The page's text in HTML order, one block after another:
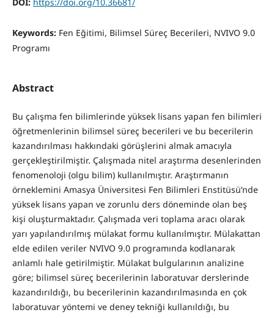
Keywords: Fen Eğitimi, Bilimsel Süreç Becerileri, NVIVO 9.0
Programı
Abstract
Bu çalışma fen bilimlerinde yüksek lisans yapan fen bilimleri
öğretmenlerinin bilimsel süreç becerileri ve bu becerilerin
kazandırılması hakkındaki görüşlerini almak amacıyla
gerçekleştirilmiştir. Çalışmada nitel araştırma desenlerinden
fenomenoloji (olgu bilim) kullanılmıştır. Araştırmanın
örneklemini Amasya Üniversitesi Fen Bilimleri Enstitüsü’nde
yüksek lisans yapan ve zorunlu ders döneminde olan beş
kişi oluşturmaktadır. Çalışmada veri toplama aracı olarak
yarı yapılandırılmış mülakat formu kullanılmıştır. Mülakattan
elde edilen veriler NVIVO 9.0 programında kodlanarak
anlamlı hale getirilmiştir. Mülakat bulgularının analizine
göre; bilimsel süreç becerilerinin laboratuvar derslerinde
kazandırıldığı, bu becerilerinin kazandırılmasında en çok
laboratuvar yöntemi ve deney tekniği kullanıldığı, bu